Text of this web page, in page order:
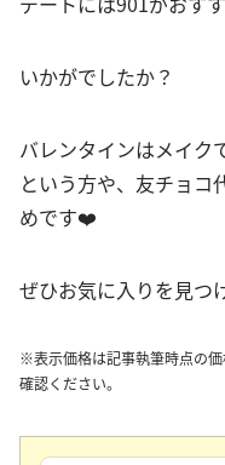
いかがでしたか？
バレンタインはメイク
という方や、友チョコ
めです❤️
ぜひお気に入りを見つ
※表示価格は記事執筆時点の
確認ください。